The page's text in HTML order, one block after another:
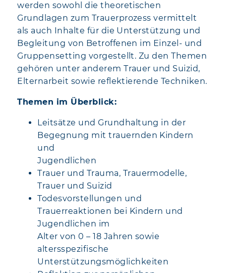
werden sowohl die theoretischen
Grundlagen zum Trauerprozess vermittelt
als auch Inhalte für die Unterstützung und
Begleitung von Betroffenen im Einzel- und
Gruppensetting vorgestellt. Zu den Themen
gehören unter anderem Trauer und Suizid,
Elternarbeit sowie reflektierende Techniken.
Themen im Überblick:
Leitsätze und Grundhaltung in der
Begegnung mit trauernden Kindern
und
Jugendlichen
Trauer und Trauma, Trauermodelle,
Trauer und Suizid
Todesvorstellungen und
Trauerreaktionen bei Kindern und
Jugendlichen im
Alter von 0 – 18 Jahren sowie
altersspezifische
Unterstützungsmöglichkeiten